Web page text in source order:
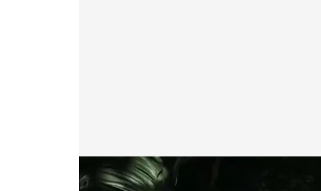
bemad.es
21 ABR 2016 - 22:00h.